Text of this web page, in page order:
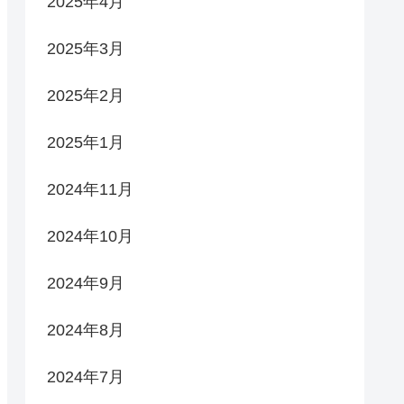
2025年3月
2025年2月
2025年1月
2024年11月
2024年10月
2024年9月
2024年8月
2024年7月